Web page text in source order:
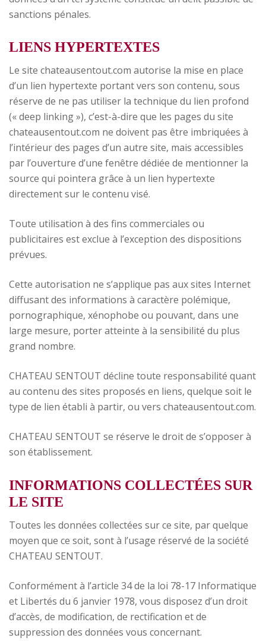
sanctions pénales.
LIENS HYPERTEXTES
Le site chateausentout.com autorise la mise en place
d’un lien hypertexte portant vers son contenu, sous
réserve de ne pas utiliser la technique du lien profond
(« deep linking »), c’est-à-dire que les pages du site
chateausentout.com ne doivent pas être imbriquées à
l’intérieur des pages d’un autre site, mais accessibles
par l’ouverture d’une fenêtre dédiée de mentionner la
source qui pointera grâce à un lien hypertexte
directement sur le contenu visé.
Toute utilisation à des fins commerciales ou
publicitaires est exclue à l’exception des dispositions
prévues.
Cette autorisation ne s’applique pas aux sites Internet
diffusant des informations à caractère polémique,
pornographique, xénophobe ou pouvant, dans une
large mesure, porter atteinte à la sensibilité du plus
grand nombre.
CHATEAU SENTOUT décline toute responsabilité quant
au contenu des sites proposés en liens, quelque soit le
type de lien établi à partir, ou vers chateausentout.com.
CHATEAU SENTOUT se réserve le droit de s’opposer à
son établissement.
INFORMATIONS COLLECTÉES SUR
LE SITE
Toutes les données collectées sur ce site, par quelque
moyen que ce soit, sont à l’usage réservé de la société
CHATEAU SENTOUT.
Conformément à l’article 34 de la loi 78-17 Informatique
et Libertés du 6 janvier 1978, vous disposez d’un droit
d’accès, de modification, de rectification et de
suppression des données vous concernant.